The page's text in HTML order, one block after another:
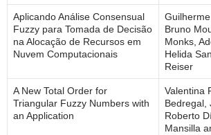
Aplicando Análise Consensual
Fuzzy para Tomada de Decisão
na Alocação de Recursos em
Nuvem Computacionais
Bruno
Monks,
Helida
Reiser
A New Total Order for
Triangular Fuzzy Numbers with
an Application
Valentina
Bedregal,
Roberto
Mansilla